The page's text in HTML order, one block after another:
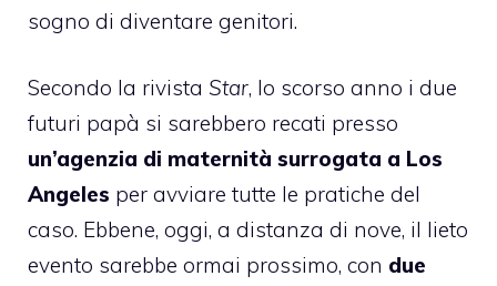
sogno di diventare genitori.
Secondo la rivista Star, lo scorso anno i due
futuri papà si sarebbero recati presso
un’agenzia di maternità surrogata a Los
Angeles per avviare tutte le pratiche del
caso. Ebbene, oggi, a distanza di nove, il lieto
evento sarebbe ormai prossimo, con due